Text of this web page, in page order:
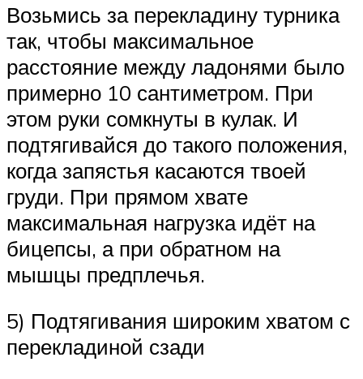
Возьмись за перекладину турника
так, чтобы максимальное
расстояние между ладонями было
примерно 10 сантиметром. При
этом руки сомкнуты в кулак. И
подтягивайся до такого положения,
когда запястья касаются твоей
груди. При прямом хвате
максимальная нагрузка идёт на
бицепсы, а при обратном на
мышцы предплечья.
5) Подтягивания широким хватом с
перекладиной сзади